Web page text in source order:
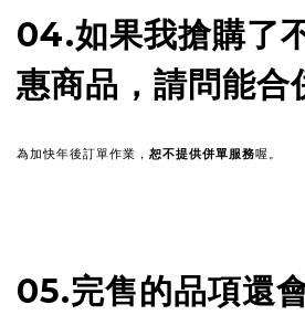
04.如果我搶購了
惠商品，請問能合
為加快年後訂單作業， 恕不提供併單服務喔。
05.完售的品項還